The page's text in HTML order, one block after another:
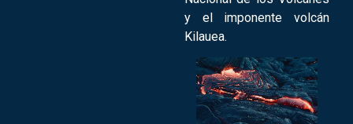
y el imponente volcán
Kilauea.